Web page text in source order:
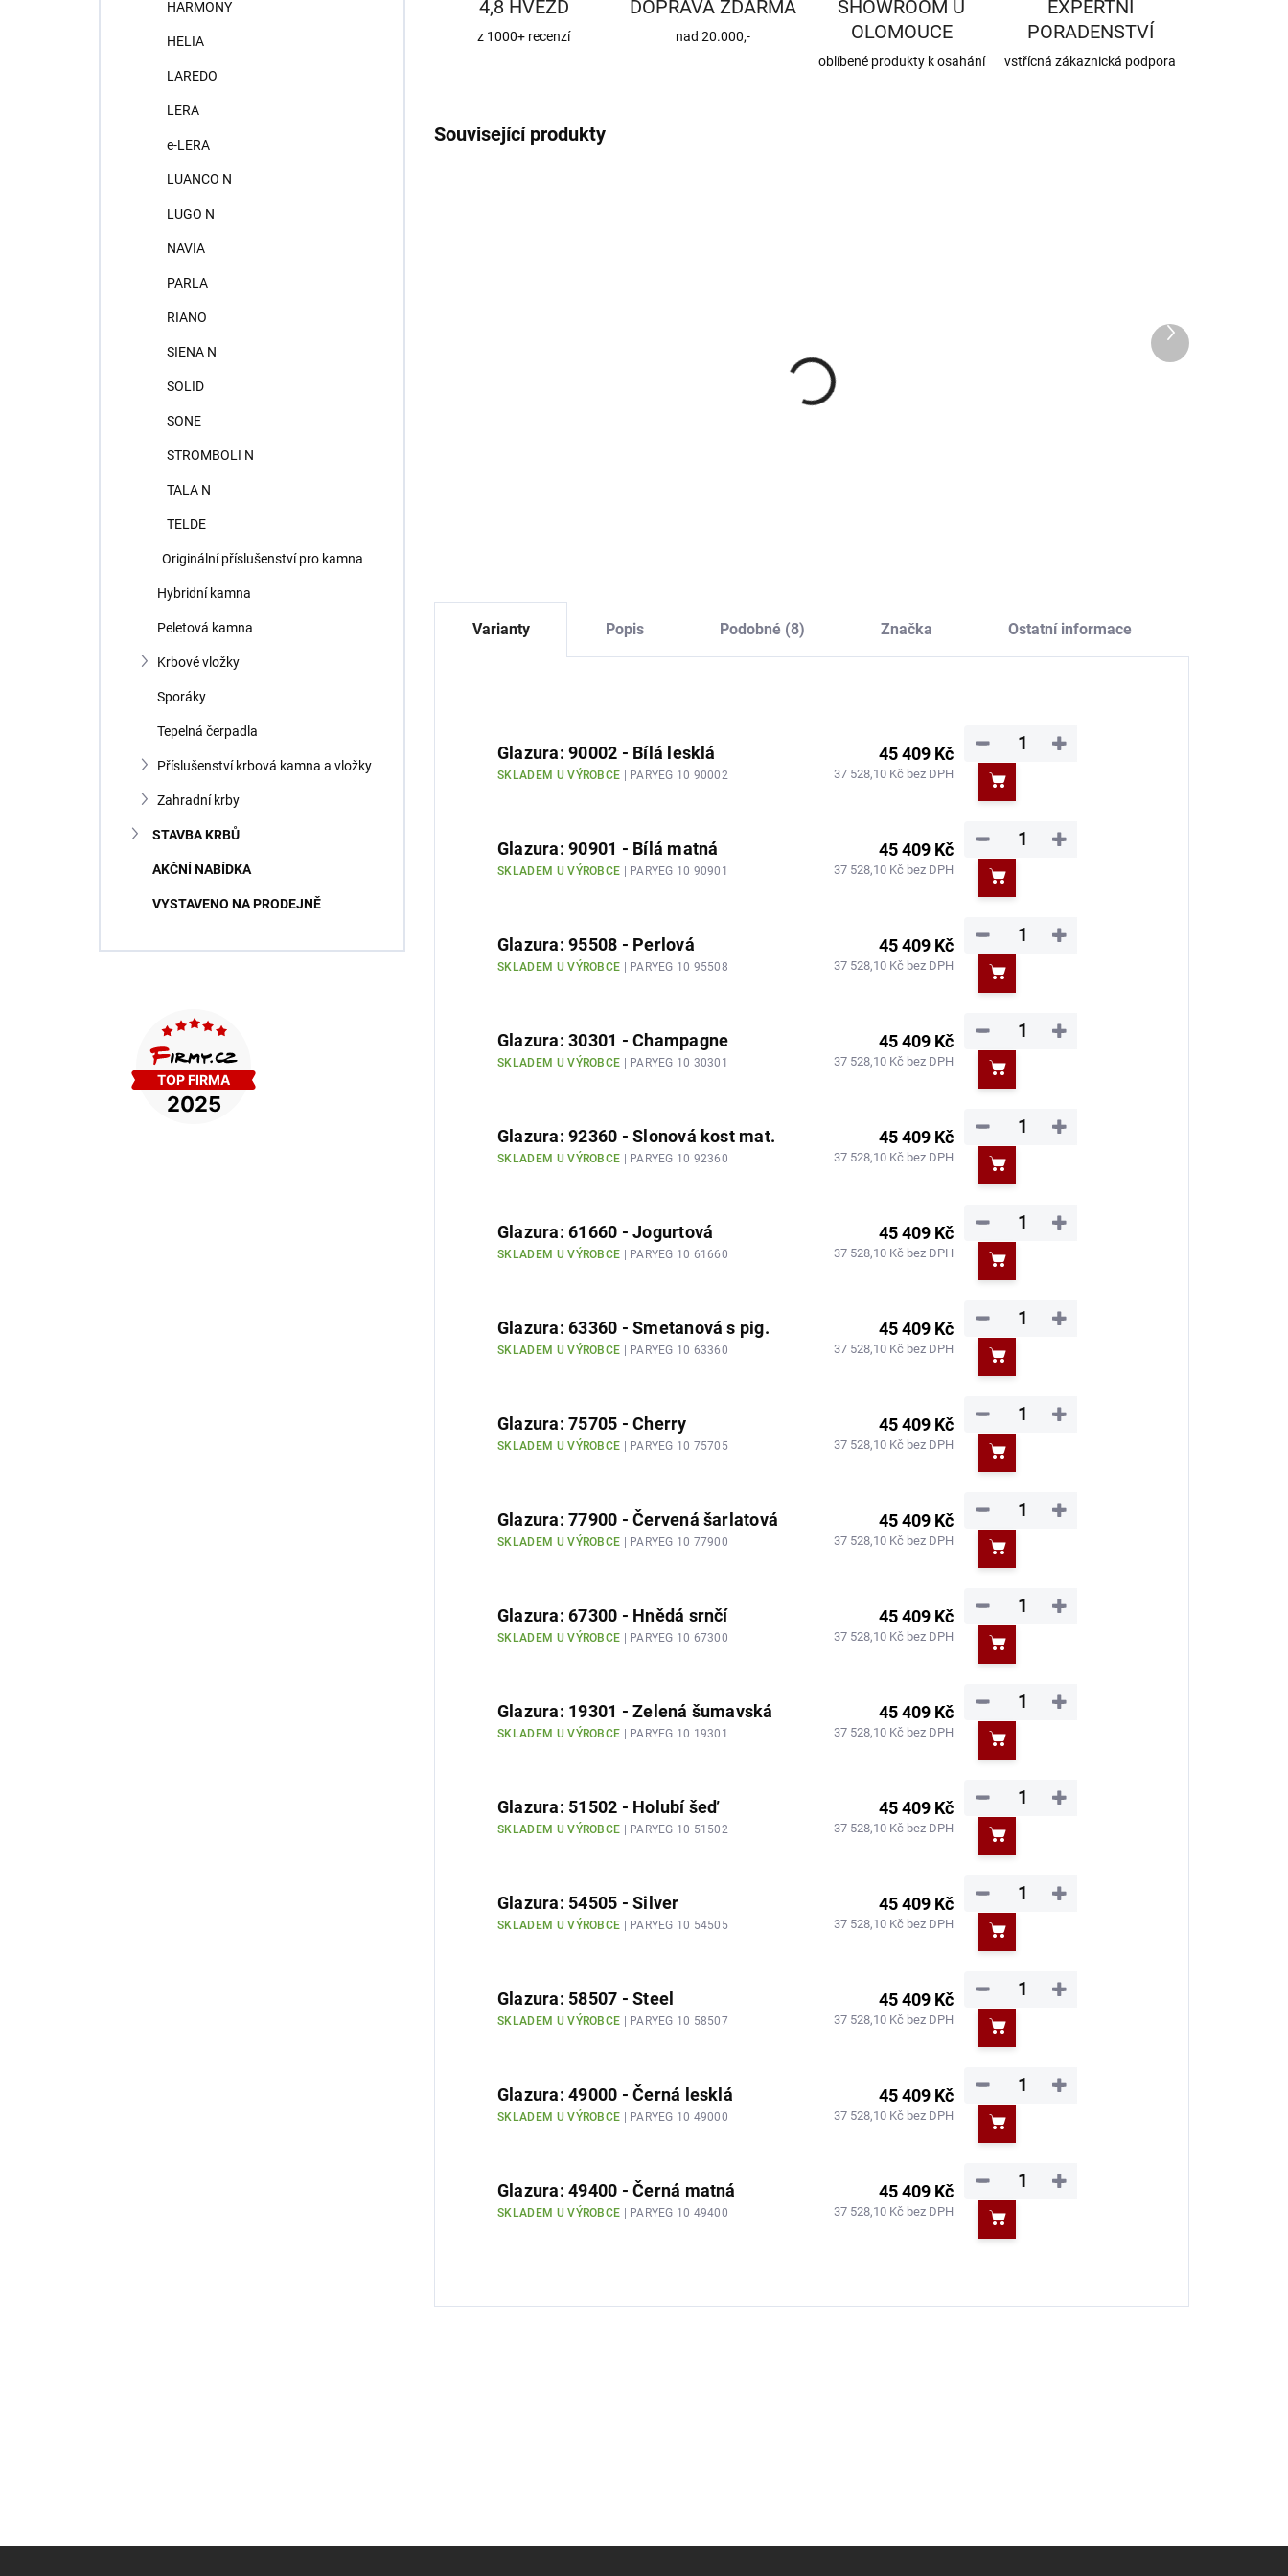
HARMONY
HELIA
LAREDO
LERA
e-LERA
LUANCO N
LUGO N
NAVIA
PARLA
RIANO
SIENA N
SOLID
SONE
STROMBOLI N
TALA N
TELDE
Originální příslušenství pro kamna
Hybridní kamna
Peletová kamna
Krbové vložky
Sporáky
Tepelná čerpadla
Příslušenství krbová kamna a vložky
Zahradní krby
STAVBA KRBŮ
AKČNÍ NABÍDKA
VYSTAVENO NA PRODEJNĚ
4,8 HVĚZD
z 1000+ recenzí
DOPRAVA ZDARMA
nad 20.000,-
SHOWROOM U
OLOMOUCE
oblíbené produkty k osahání
EXPERTNÍ
PORADENSTVÍ
vstřícná zákaznická podpora
Související produkty
150/500/2 mm
Další
produkt
Varianty Popis Podobné (8) Značka Ostatní informace
Glazura: 90002 - Bílá lesklá
SKLADEM U VÝROBCE | PARYEG 10 90002
45 409 Kč
37 528,10 Kč bez DPH
+
−
Do košíku
Glazura: 90901 - Bílá matná
SKLADEM U VÝROBCE | PARYEG 10 90901
45 409 Kč
37 528,10 Kč bez DPH
+
−
Do košíku
Glazura: 95508 - Perlová
SKLADEM U VÝROBCE | PARYEG 10 95508
45 409 Kč
37 528,10 Kč bez DPH
+
−
Do košíku
Glazura: 30301 - Champagne
SKLADEM U VÝROBCE | PARYEG 10 30301
45 409 Kč
37 528,10 Kč bez DPH
+
−
Do košíku
Glazura: 92360 - Slonová kost mat.
SKLADEM U VÝROBCE | PARYEG 10 92360
45 409 Kč
37 528,10 Kč bez DPH
+
−
Do košíku
Glazura: 61660 - Jogurtová
SKLADEM U VÝROBCE | PARYEG 10 61660
45 409 Kč
37 528,10 Kč bez DPH
+
−
Do košíku
Glazura: 63360 - Smetanová s pig.
SKLADEM U VÝROBCE | PARYEG 10 63360
45 409 Kč
37 528,10 Kč bez DPH
+
−
Do košíku
Glazura: 75705 - Cherry
SKLADEM U VÝROBCE | PARYEG 10 75705
45 409 Kč
37 528,10 Kč bez DPH
+
−
Do košíku
Glazura: 77900 - Červená šarlatová
SKLADEM U VÝROBCE | PARYEG 10 77900
45 409 Kč
37 528,10 Kč bez DPH
+
−
Do košíku
Glazura: 67300 - Hnědá srnčí
SKLADEM U VÝROBCE | PARYEG 10 67300
45 409 Kč
37 528,10 Kč bez DPH
+
−
Do košíku
Glazura: 19301 - Zelená šumavská
SKLADEM U VÝROBCE | PARYEG 10 19301
45 409 Kč
37 528,10 Kč bez DPH
+
−
Do košíku
Glazura: 51502 - Holubí šeď
SKLADEM U VÝROBCE | PARYEG 10 51502
45 409 Kč
37 528,10 Kč bez DPH
+
−
Do košíku
Glazura: 54505 - Silver
SKLADEM U VÝROBCE | PARYEG 10 54505
45 409 Kč
37 528,10 Kč bez DPH
+
−
Do košíku
Glazura: 58507 - Steel
SKLADEM U VÝROBCE | PARYEG 10 58507
45 409 Kč
37 528,10 Kč bez DPH
+
−
Do košíku
Glazura: 49000 - Černá lesklá
SKLADEM U VÝROBCE | PARYEG 10 49000
45 409 Kč
37 528,10 Kč bez DPH
+
−
Do košíku
Glazura: 49400 - Černá matná
SKLADEM U VÝROBCE | PARYEG 10 49400
45 409 Kč
37 528,10 Kč bez DPH
+
−
Do košíku